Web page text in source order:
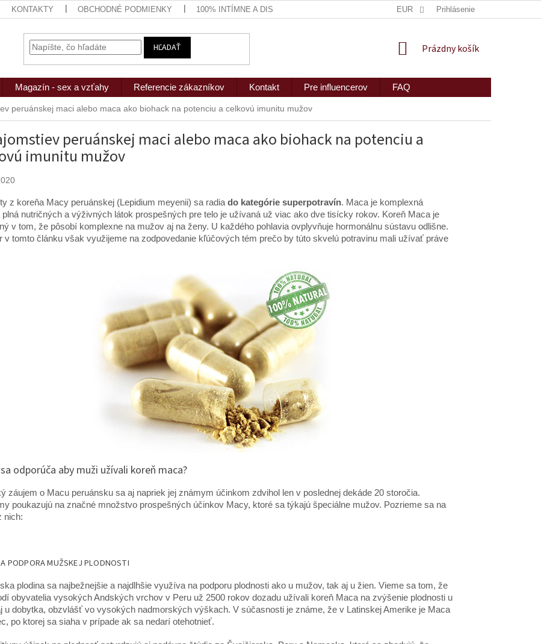
KONTAKTY OBCHODNÉ PODMIENKY 100% INTÍMNE A DISKRÉTNE ZASLANIE MAPA SERVERU 2PEOPLE S.R.O.
EUR Prihlásenie
HĽADAŤ
NÁKUPNÝ
Prázdny košík
Magazín - sex a vzťahy Referencie zákazníkov Kontakt Pre influencerov FAQ
peruánskej maci alebo maca ako biohack na potenciu a celkovú imunitu mužov
peruánskej maci alebo maca ako biohack na potenciu a
imunitu mužov
z koreňa Macy peruánskej (Lepidium meyenii) sa radia do kategórie superpotravín. Maca je komplexná
plná nutričných a výživných látok prospešných pre telo je užívaná už viac ako dve tisícky rokov. Koreň Maca je
v tom, že pôsobí komplexne na mužov aj na ženy. U každého pohlavia ovplyvňuje hormonálnu sústavu odlišne.
v tomto článku však využijeme na zodpovedanie kľúčových tém prečo by túto skvelú potravinu mali užívať práve
odporúča aby muži užívali koreň maca?
záujem o Macu peruánsku sa aj napriek jej známym účinkom zdvihol len v poslednej dekáde 20 storočia.
poukazujú na značné množstvo prospešných účinkov Macy, ktoré sa týkajú špeciálne mužov. Pozrieme sa na
nich:
PODPORA MUŽSKEJ PLODNOSTI
plodina sa najbežnejšie a najdlhšie využíva na podporu plodnosti ako u mužov, tak aj u žien. Vieme sa tom, že
obyvatelia vysokých Andských vrchov v Peru už 2500 rokov dozadu užívali koreň Maca na zvýšenie plodnosti u
u dobytka, obzvlášť vo vysokých nadmorských výškach. V súčasnosti je známe, že v Latinskej Amerike je Maca
po ktorej sa siaha v prípade ak sa nedarí otehotnieť.